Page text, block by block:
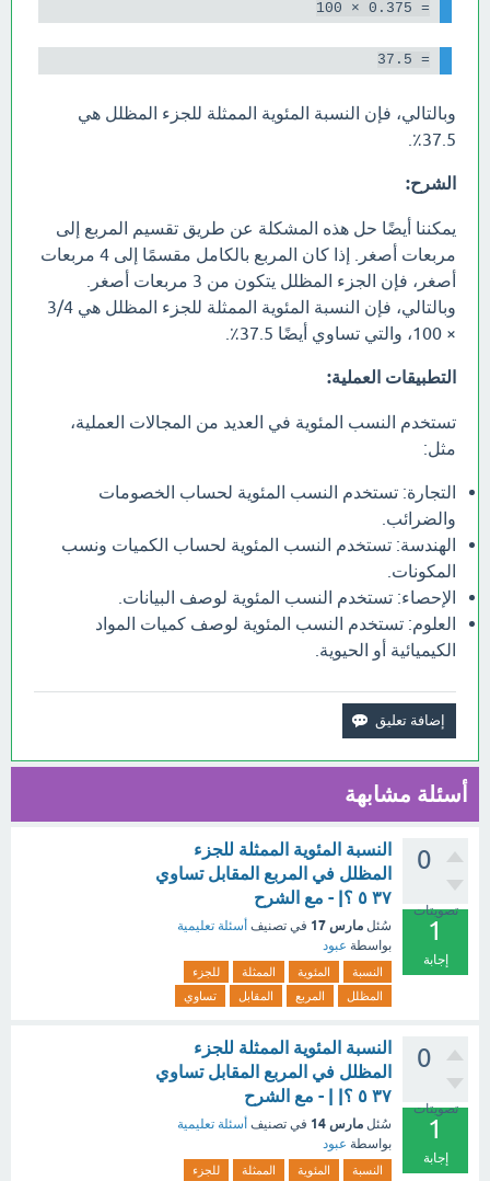
= 0.375 × 100
= 37.5
وبالتالي، فإن النسبة المئوية الممثلة للجزء المظلل هي
37.5٪.
الشرح:
يمكننا أيضًا حل هذه المشكلة عن طريق تقسيم المربع إلى
مربعات أصغر. إذا كان المربع بالكامل مقسمًا إلى 4 مربعات
أصغر، فإن الجزء المظلل يتكون من 3 مربعات أصغر.
وبالتالي، فإن النسبة المئوية الممثلة للجزء المظلل هي 3/4
× 100، والتي تساوي أيضًا 37.5٪.
التطبيقات العملية:
تستخدم النسب المئوية في العديد من المجالات العملية،
مثل:
التجارة: تستخدم النسب المئوية لحساب الخصومات
والضرائب.
الهندسة: تستخدم النسب المئوية لحساب الكميات ونسب
المكونات.
الإحصاء: تستخدم النسب المئوية لوصف البيانات.
العلوم: تستخدم النسب المئوية لوصف كميات المواد
الكيميائية أو الحيوية.
أسئلة مشابهة
0
تصويتات
1
إجابة
النسبة المئوية الممثلة للجزء
المظلل في المربع المقابل تساوي
٣٧ ٥ ؟| - مع الشرح
سُئل مارس 17 في تصنيف أسئلة تعليمية
بواسطة عبود
النسبة المئوية الممثلة
للجزء
المظلل
المربع المقابل تساوي
0
تصويتات
1
إجابة
النسبة المئوية الممثلة للجزء
المظلل في المربع المقابل تساوي
٣٧ ٥ ؟| | - مع الشرح
سُئل مارس 14 في تصنيف أسئلة تعليمية
بواسطة عبود
النسبة المئوية الممثلة
للجزء